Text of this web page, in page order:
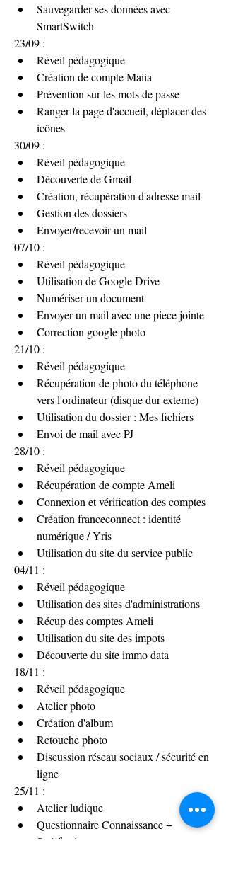
Sauvegarder ses données avec
SmartSwitch
23/09 :
Réveil pédagogique
Création de compte Maiia
Prévention sur les mots de passe
Ranger la page d'accueil, déplacer des
icônes
30/09 :
Réveil pédagogique
Découverte de Gmail
Création, récupération d'adresse mail
Gestion des dossiers
Envoyer/recevoir un mail
07/10 :
Réveil pédagogique
Utilisation de Google Drive
Numériser un document
Envoyer un mail avec une piece jointe
Correction google photo
21/10 :
Réveil pédagogique
Récupération de photo du téléphone
vers l'ordinateur (disque dur externe)
Utilisation du dossier : Mes fichiers
Envoi de mail avec PJ
28/10 :
Réveil pédagogique
Récupération de compte Ameli
Connexion et vérification des comptes
Création franceconnect : identité
numérique / Yris
Utilisation du site du service public
04/11 :
Réveil pédagogique
Utilisation des sites d'administrations
Récup des comptes Ameli
Utilisation du site des impots
Découverte du site immo data
18/11 :
Réveil pédagogique
Atelier photo
Création d'album
Retouche photo
Discussion réseau sociaux / sécurité en
ligne
25/11 :
Atelier ludique
Questionnaire Connaissance +
Satisfaction